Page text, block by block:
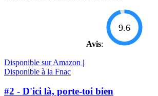
Avis:
9.6
Disponible sur Amazon |
Disponible à la Fnac
#2 - D'ici là, porte-toi bien